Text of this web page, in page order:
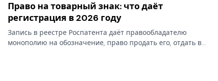
Право на товарный знак: что даёт
регистрация в 2026 году
Запись в реестре Роспатента даёт правообладателю
монополию на обозначение, право продать его, отдать в